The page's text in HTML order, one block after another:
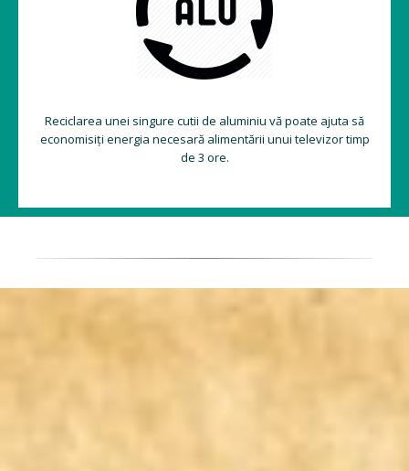
Reciclarea unei singure cutii de aluminiu vă poate ajuta să
economisiți energia necesară alimentării unui televizor timp
de 3 ore.